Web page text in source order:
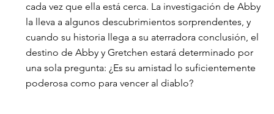
cada vez que ella está cerca. La investigación de Abby
la lleva a algunos descubrimientos sorprendentes, y
cuando su historia llega a su aterradora conclusión, el
destino de Abby y Gretchen estará determinado por
una sola pregunta: ¿Es su amistad lo suficientemente
poderosa como para vencer al diablo?